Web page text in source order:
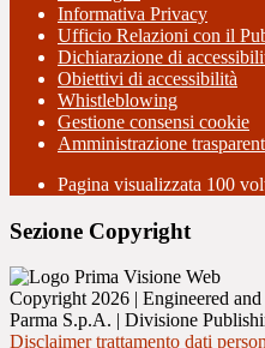
Informativa Privacy
Ufficio Relazioni con il
Dichiarazione di
Obiettivi di accessibilità
Whistleblowing
Gestione consensi cookie
Amministrazione
Pagina visualizzata 100
Sezione Copyright
Copyright 2026 | Engineered
Parma S.p.A. | Divisione
Disclaimer trattamento dati